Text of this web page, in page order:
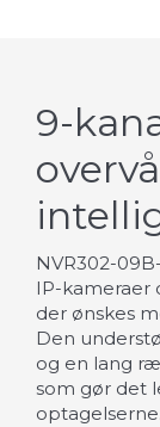
9-
NVR302-
IP-kameraer
der ønskes
Den
og en lang
som gør det
optagelserne.